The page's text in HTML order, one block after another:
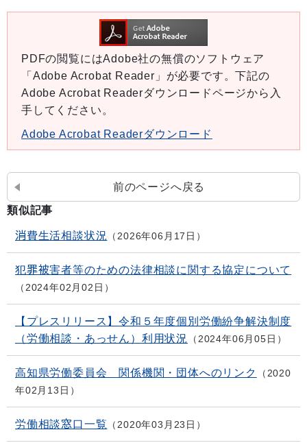
PDFの閲覧にはAdobe社の無償のソフトウェア
「Adobe Acrobat Reader」が必要です。下記の
Adobe Acrobat Readerダウンロードページから入
手してください。
Adobe Acrobat Readerダウンロード
前のページへ戻る
類似記事
消費生活相談状況 2026年06月17日
犯罪被害者等のための法律相談に関する協定について
2024年02月02日
【プレスリリース】令和５年度個別労働紛争解決制度
（労働相談・あっせん）利用状況
2024年06月05日
高知県労働委員会 関係機関・団体へのリンク
2020
年02月13日
労働相談窓口一覧 2020年03月23日